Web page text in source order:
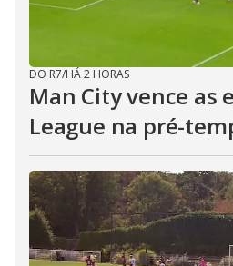
DO R7/HÁ 2 HORAS
Man City vence as
League na pré-